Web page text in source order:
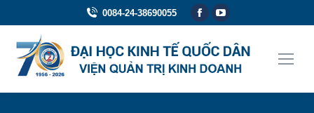
0084-24-38690055
Facebook
opens
in
YouTube
opens
in